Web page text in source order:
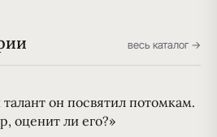
весь каталог →
он посвятил потомкам.
оценит ли его?»